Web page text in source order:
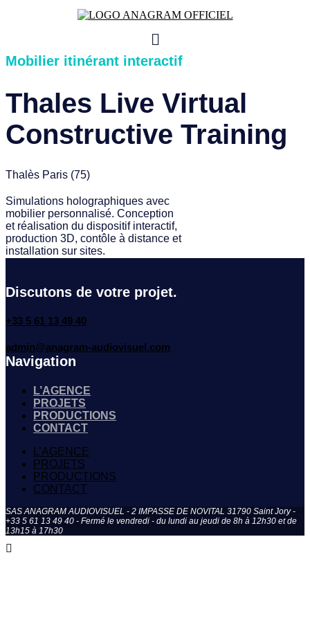
Menu
Mobilier itinérant interactif
Thales Live Virtual
Constructive Training
Thalès Paris (75)
Simulations holographiques avec
mobilier personnalisé. Conception
et réalisation du dispositif interactif,
production 3D, contôle à distance et
installation sur sites.
Discutons de votre projet.
+33 5 61 13 49 40
admin@anagram-audiovisuel.com
Navigation
L’AGENCE
PROJETS
PRODUCTIONS
CONTACT
L’AGENCE
PROJETS
PRODUCTIONS
CONTACT
SAS ANAGRAM AUDIOVISUEL - 2 IMPASSE DE NOVITAL 31790 Saint Jory -
+33 5 61 13 49 40 - Fermé le vendredi - du lundi au jeudi de 8h à 12h30 et de
13h15 à 17h30